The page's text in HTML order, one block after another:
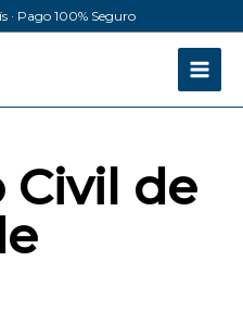
· Pago 100% Seguro
Civil de